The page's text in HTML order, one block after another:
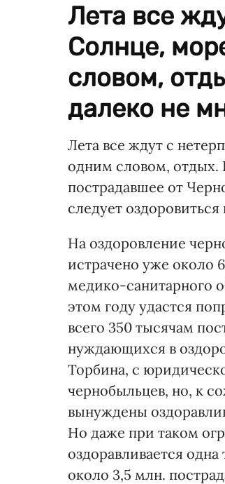
Лета все
Солнце,
словом,
далеко не
Лета все ждут с
одним словом, отдых.
пострадавшее от
следует
На оздоровление
истрачено уже около
медико-санитарного
этом году удастся
всего 350 тысячам
нуждающихся в
Торбина, с
чернобыльцев, но, к
вынуждены
Но даже при таком
оздоравливается
около 3,5 млн.